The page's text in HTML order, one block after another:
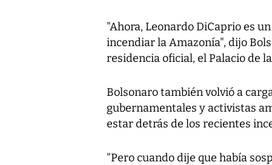
"Ahora, Leonardo DiCaprio es
incendiar la Amazonía", dijo
residencia oficial, el Palacio de
Bolsonaro también volvió a
gubernamentales y activistas
estar detrás de los recientes
"Pero cuando dije que había